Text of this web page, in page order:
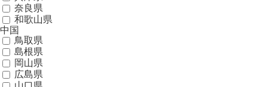
奈良県
和歌山県
中国
鳥取県
島根県
岡山県
広島県